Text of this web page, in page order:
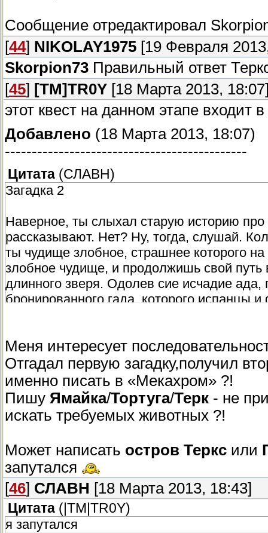
Сообщение отредактировал
[44] NIKOLAY1975 [19 Февраля
Skоrрiоn73 Правильный ответ
[45] [TM]TR0Y [18 Марта 2013,
этот квест на данном этапе входит
Добавлено (18 Марта 2013, 18:07)
---------------------------------------------
Цитата (СЛАВН)
Загадка 2
Наверное, ты слыхал старую историю
рассказывают. Нет? Ну, тогда, слушай.
ты чудище злобное, страшнее которого
злобное чудище, и продолжишь свой
длинного зверя. Одолев сие исчадие
бронированного гада, которого испанцы
Меня интересует
Отгадал первую загадку,получил
именно писать в «Мекахром» ?!
Пишу Ямайка/Тортуга/Терк - не
искать требуемых животных ?!
Может написать остров Теркс или
запутался
[46] СЛАВН [18 Марта 2013, 18:43]
Цитата ( |TM|TR0Y)
я запутался